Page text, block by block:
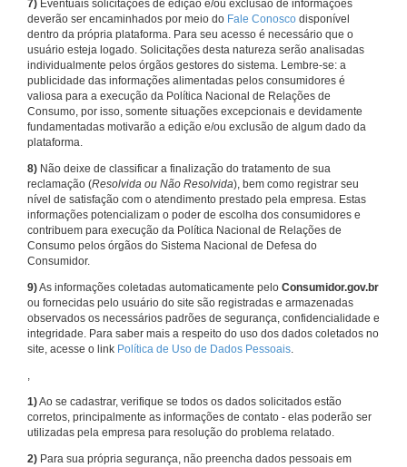
7) Eventuais solicitações de edição e/ou exclusão de informações
deverão ser encaminhados por meio do Fale Conosco disponível
dentro da própria plataforma. Para seu acesso é necessário que o
usuário esteja logado. Solicitações desta natureza serão analisadas
individualmente pelos órgãos gestores do sistema. Lembre-se: a
publicidade das informações alimentadas pelos consumidores é
valiosa para a execução da Política Nacional de Relações de
Consumo, por isso, somente situações excepcionais e devidamente
fundamentadas motivarão a edição e/ou exclusão de algum dado da
plataforma.
8) Não deixe de classificar a finalização do tratamento de sua
reclamação (Resolvida ou Não Resolvida), bem como registrar seu
nível de satisfação com o atendimento prestado pela empresa. Estas
informações potencializam o poder de escolha dos consumidores e
contribuem para execução da Política Nacional de Relações de
Consumo pelos órgãos do Sistema Nacional de Defesa do
Consumidor.
9)As informações coletadas automaticamente pelo Consumidor.gov.br
ou fornecidas pelo usuário do site são registradas e armazenadas
observados os necessários padrões de segurança, confidencialidade e
integridade. Para saber mais a respeito do uso dos dados coletados no
site, acesse o link Política de Uso de Dados Pessoais.
,
1)Ao se cadastrar, verifique se todos os dados solicitados estão
corretos, principalmente as informações de contato - elas poderão ser
utilizadas pela empresa para resolução do problema relatado.
2) Para sua própria segurança, não preencha dados pessoais em